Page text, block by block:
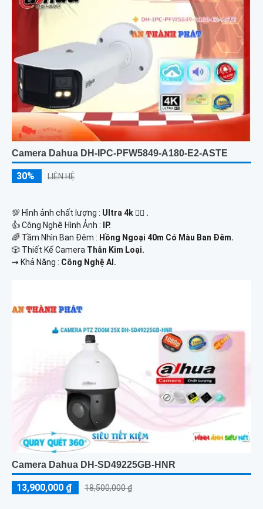
Camera Dahua DH-IPC-PFW5849-A180-E2-ASTE
30% LIÊN HỆ
💯 Hình ảnh chất lượng : Ultra 4k 👍🏾 .
👍 Công Nghệ Hình Ảnh :
IP.
🌈 Tầm Nhìn Ban Đêm : Hồng Ngoại 40m Có Màu Ban Đêm.
🎲 Thiết Kế Camera Thân Kim Loại.
️⇝ Khả Năng : Công Nghệ AI.
Camera Dahua DH-SD49225GB-HNR
13,900,000 ₫ 18,500,000 ₫